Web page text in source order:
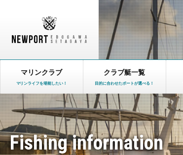
マリンクラブ
マリンライフを堪能したい！
クラブ艇一覧
目的に合わせたボートが選べる！
Fishing information